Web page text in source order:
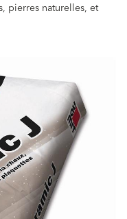
pierres naturelles, et